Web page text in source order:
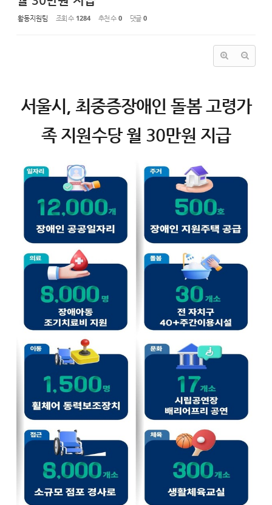
활동지원팀 조회 수 1284 추천 수 0 댓글 0
서울시, 최중증장애인 돌봄 고령가
족 지원수당 월 30만원 지급